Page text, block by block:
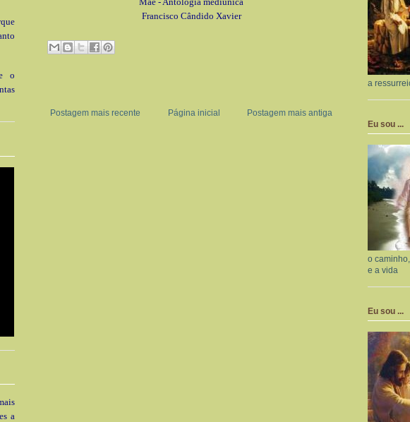
Francisco Cândido Xavier
Postagem mais recente Postagem mais antiga
Página inicial
o
a
a
Eu sou ...
o
e a vida
Eu sou ...